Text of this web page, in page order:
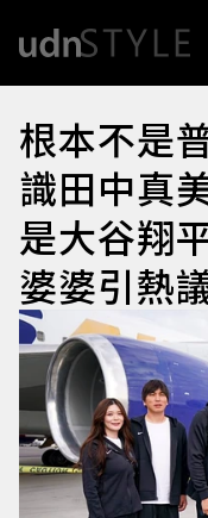
根本不是
識田中真
是大谷翔
婆婆引熱